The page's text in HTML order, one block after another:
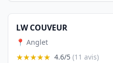
LW COUVEUR
📍 Anglet
★★★★★ 4.6/5 (11 avis)